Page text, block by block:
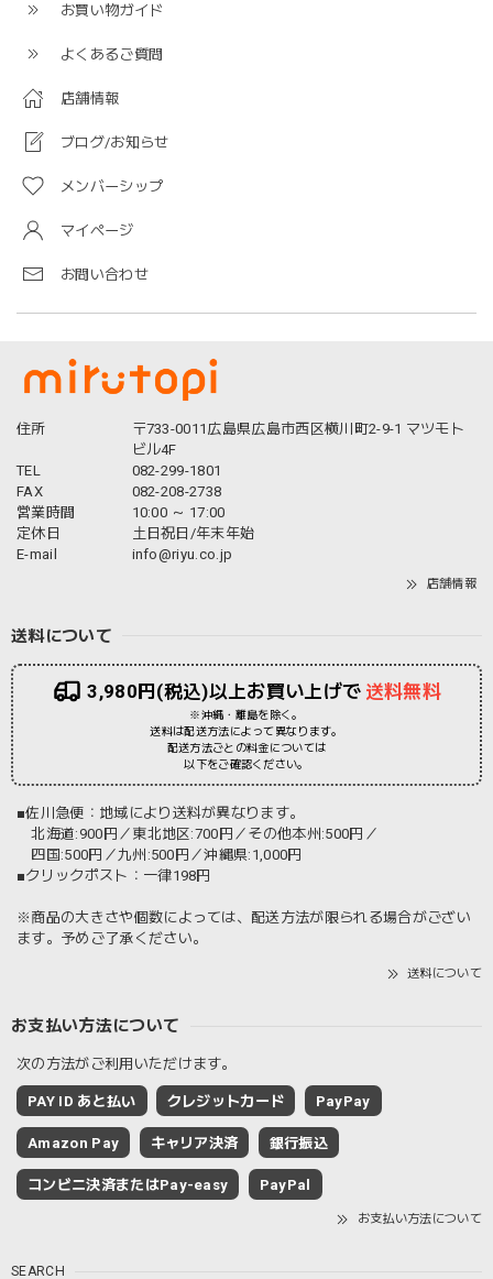
お買い物ガイド
よくあるご質問
店舗情報
ブログ/お知らせ
メンバーシップ
マイページ
お問い合わせ
住所
〒733-0011広島県広島市西区横川町2-9-1 マツモト
ビル4F
TEL
082-299-1801
FAX
082-208-2738
営業時間
10:00 ～ 17:00
定休日
土日祝日/年末年始
E-mail
info@riyu.co.jp
店舗情報
送料について
3,980円(税込)以上お買い上げで 送料無料
※沖縄・離島を除く。
送料は配送方法によって異なります。
配送方法ごとの料金については
以下をご確認ください。
■佐川急便：地域により送料が異なります。
北海道:900円／東北地区:700円／その他本州:500円／
四国:500円／九州:500円／沖縄県:1,000円
■クリックポスト：一律198円
※商品の大きさや個数によっては、配送方法が限られる場合がござい
ます。予めご了承ください。
送料について
お支払い方法について
次の方法がご利用いただけます。
PAY ID あと払い クレジットカード PayPay
Amazon Pay キャリア決済 銀行振込
コンビニ決済またはPay-easy PayPal
お支払い方法について
SEARCH